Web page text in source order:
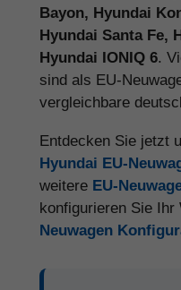
Bayon, Hyundai
Hyundai Santa Fe,
Hyundai IONIQ 6.
sind als EU-
vergleichbare
Entdecken Sie jetzt
Hyundai EU-
weitere EU-
konfigurieren Sie
Neuwagen